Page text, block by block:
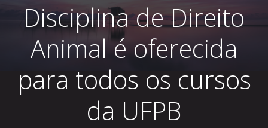
Disciplina de Direito
Animal é oferecida
para todos os cursos
da UFPB